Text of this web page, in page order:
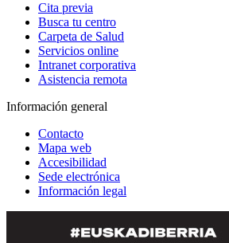
Cita previa
Busca tu centro
Carpeta de Salud
Servicios online
Intranet corporativa
Asistencia remota
Información general
Contacto
Mapa web
Accesibilidad
Sede electrónica
Información legal